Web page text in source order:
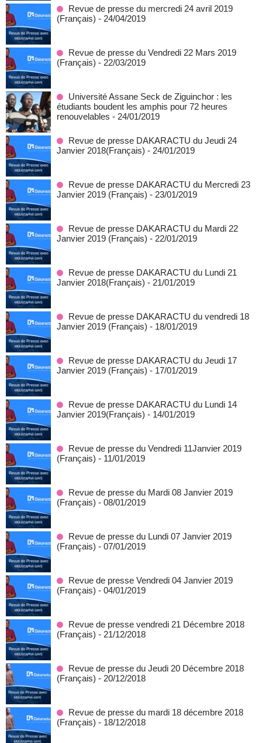
Revue de presse du mercredi 24 avril 2019
(Français) - 24/04/2019
Revue de presse du Vendredi 22 Mars 2019
(Français) - 22/03/2019
Université Assane Seck de Ziguinchor : les
étudiants boudent les amphis pour 72 heures
renouvelables - 24/01/2019
Revue de presse DAKARACTU du Jeudi 24
Janvier 2018(Français) - 24/01/2019
Revue de presse DAKARACTU du Mercredi 23
Janvier 2019 (Français) - 23/01/2019
Revue de presse DAKARACTU du Mardi 22
Janvier 2019 (Français) - 22/01/2019
Revue de presse DAKARACTU du Lundi 21
Janvier 2018(Français) - 21/01/2019
Revue de presse DAKARACTU du vendredi 18
Janvier 2019 (Français) - 18/01/2019
Revue de presse DAKARACTU du Jeudi 17
Janvier 2019 (Français) - 17/01/2019
Revue de presse DAKARACTU du Lundi 14
Janvier 2019(Français) - 14/01/2019
Revue de presse du Vendredi 11Janvier 2019
(Français) - 11/01/2019
Revue de presse du Mardi 08 Janvier 2019
(Français) - 08/01/2019
Revue de presse du Lundi 07 Janvier 2019
(Français) - 07/01/2019
Revue de presse Vendredi 04 Janvier 2019
(Français) - 04/01/2019
Revue de presse vendredi 21 Décembre 2018
(Français) - 21/12/2018
Revue de presse du Jeudi 20 Décembre 2018
(Français) - 20/12/2018
Revue de presse du mardi 18 décembre 2018
(Français) - 18/12/2018